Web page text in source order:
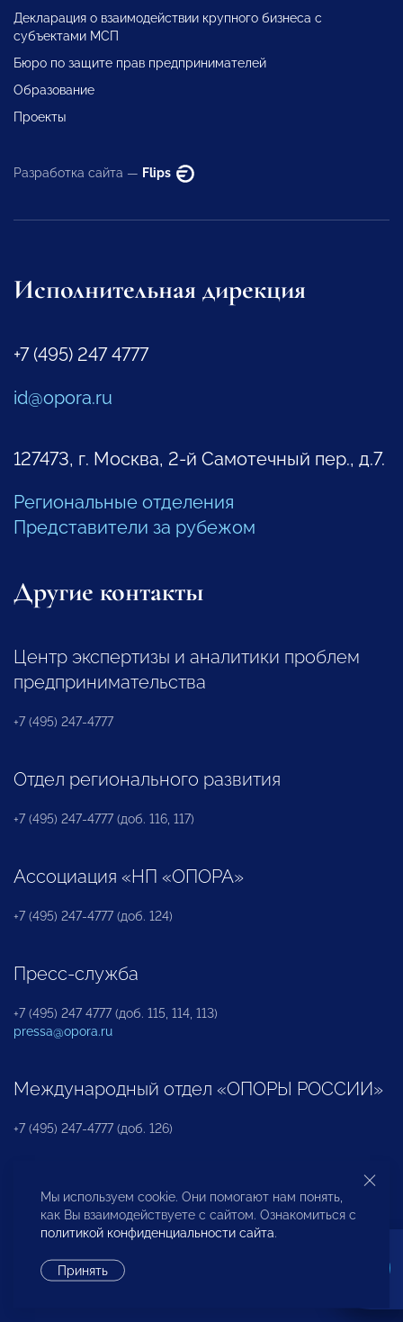
Декларация о взаимодействии крупного бизнеса с
субъектами МСП
Бюро по защите прав предпринимателей
Образование
Проекты
Разработка сайта — Flips
Исполнительная дирекция
+7 (495) 247 4777
id@opora.ru
127473, г. Москва, 2-й Самотечный пер., д.7.
Региональные отделения
Представители за рубежом
Другие контакты
Центр экспертизы и аналитики проблем
предпринимательства
+7 (495) 247-4777
Отдел регионального развития
+7 (495) 247-4777 (доб. 116, 117)
Ассоциация «НП «ОПОРА»
+7 (495) 247-4777 (доб. 124)
Пресс-служба
+7 (495) 247 4777 (доб. 115, 114, 113)
pressa@opora.ru
Международный отдел «ОПОРЫ РОССИИ»
+7 (495) 247-4777 (доб. 126)
Бюро по защите прав предпринимателей и
инвесторов
Мы используем cookie. Они помогают нам понять,
как Вы взаимодействуете с сайтом. Ознакомиться с
политикой конфиденциальности сайта.
Принять